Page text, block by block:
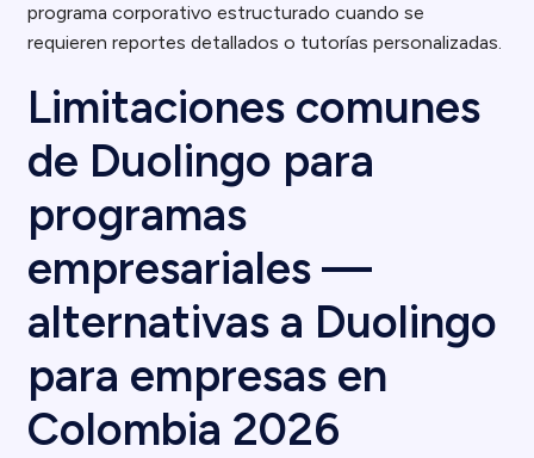
programa corporativo estructurado cuando se
requieren reportes detallados o tutorías personalizadas.
Limitaciones comunes
de Duolingo para
programas
empresariales —
alternativas a Duolingo
para empresas en
Colombia 2026